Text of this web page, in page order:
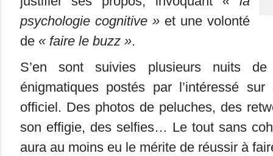
psychologie cognitive »et une volonté
de « faire le buzz ».
S’en sont suivies plusieurs nuits
énigmatiques postés par l’intéressé
officiel. Des photos de peluches, des
son effigie, des selfies… Le tout sans
aura au moins eu le mérite de réussir à